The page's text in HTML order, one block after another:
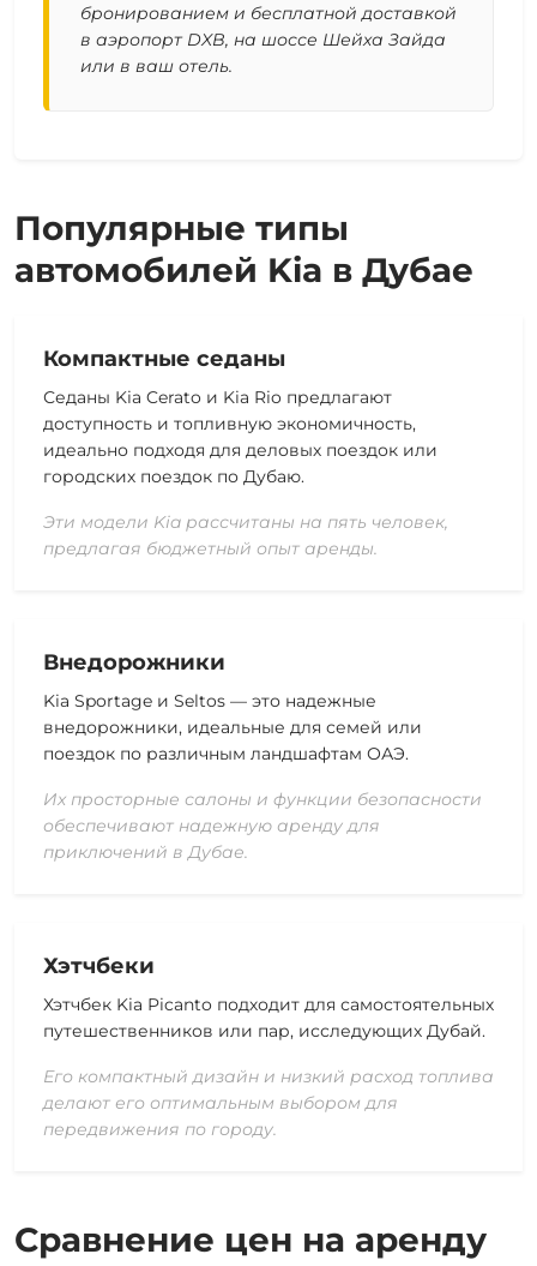
бронированием и бесплатной доставкой
в аэропорт DXB, на шоссе Шейха Зайда
или в ваш отель.
Популярные типы
автомобилей Kia в Дубае
Компактные седаны
Седаны Kia Cerato и Kia Rio предлагают
доступность и топливную экономичность,
идеально подходя для деловых поездок или
городских поездок по Дубаю.
Эти модели Kia рассчитаны на пять человек,
предлагая бюджетный опыт аренды.
Внедорожники
Kia Sportage и Seltos — это надежные
внедорожники, идеальные для семей или
поездок по различным ландшафтам ОАЭ.
Их просторные салоны и функции безопасности
обеспечивают надежную аренду для
приключений в Дубае.
Хэтчбеки
Хэтчбек Kia Picanto подходит для самостоятельных
путешественников или пар, исследующих Дубай.
Его компактный дизайн и низкий расход топлива
делают его оптимальным выбором для
передвижения по городу.
Сравнение цен на аренду